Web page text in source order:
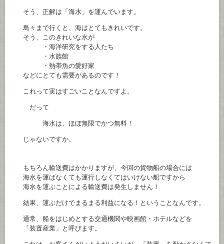
そう、正解は「海水」を運んでいます。
島々まで行くと、海はとてもきれいです。
そう、このきれいな水が
・海洋研究をする人たち
・水族館
・熱帯魚の愛好家
などにとても需要があるのです！
これって実はすごいことなんですよ。
だって
海水は、ほぼ無限でかつ無料！
じゃないですか。
もちろん輸送費はかかりますが、今回の貨物船の場合には
海水を運ばなくても運行しなくてはいけない船ですから
海水を運ぶことによる輸送費は発生しません！
結果、運ぶだけでまるまる利益になる！ということなんです。
通常、船をはじめとする交通機関や映画館・ホテルなどを
「装置産業」と呼びます。